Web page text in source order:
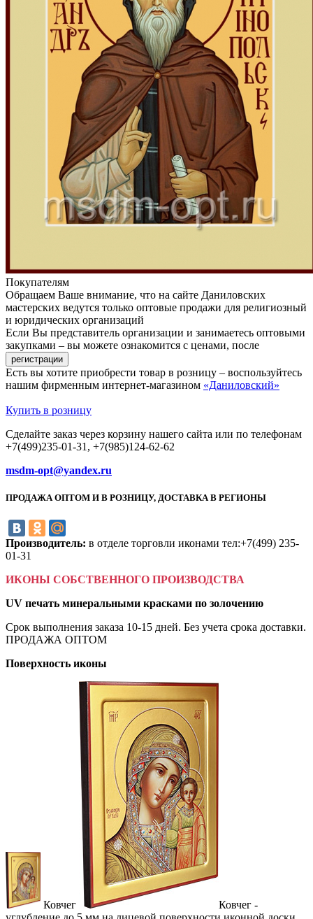
Покупателям
Обращаем Ваше внимание, что на сайте Даниловских
мастерских ведутся только оптовые продажи для религиозный
и юридических организаций
Если Вы представитель организации и занимаетесь оптовыми
закупками – вы можете ознакомится с ценами, после
Есть вы хотите приобрести товар в розницу – воспользуйтесь
нашим фирменным интернет-магазином «Даниловский»
Купить в розницу
Сделайте заказ через корзину нашего сайта или по телефонам
+7(499)235-01-31, +7(985)124-62-62
msdm-opt@yandex.ru
ПРОДАЖА ОПТОМ И В РОЗНИЦУ, ДОСТАВКА В РЕГИОНЫ
Производитель: в отделе торговли иконами тел:+7(499) 235-
01-31
ИКОНЫ СОБСТВЕННОГО ПРОИЗВОДСТВА
UV печать минеральными красками по золочению
Срок выполнения заказа 10-15 дней. Без учета срока доставки.
ПРОДАЖА ОПТОМ
Поверхность иконы
Ковчег
Ковчег -